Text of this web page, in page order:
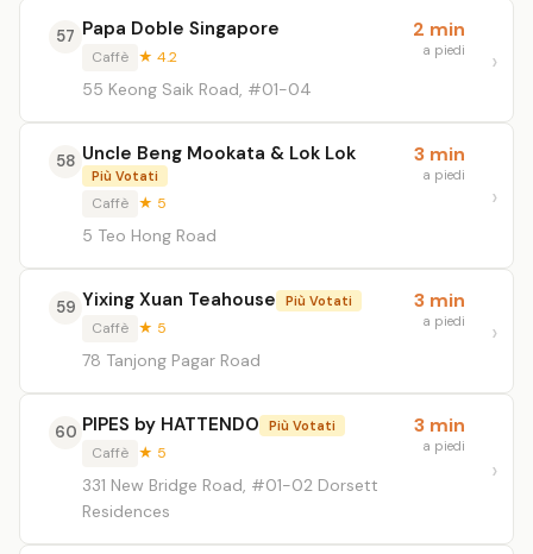
57 Papa Doble Singapore
Caffè ★ 4.2
55 Keong Saik Road, #01-04
2 min
a piedi
58 Uncle Beng Mookata & Lok Lok
Più Votati
Caffè ★ 5
5 Teo Hong Road
3 min
a piedi
59 Yixing Xuan Teahouse Più Votati
Caffè ★ 5
78 Tanjong Pagar Road
3 min
a piedi
60 PIPES by HATTENDO Più Votati
Caffè ★ 5
331 New Bridge Road, #01-02 Dorsett
Residences
3 min
a piedi